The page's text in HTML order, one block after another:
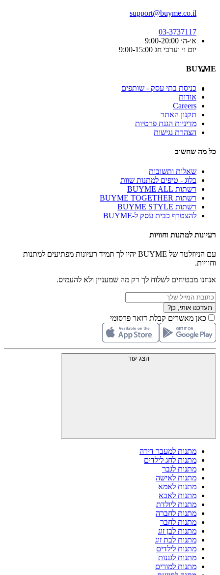
support@buyme.co.il
03-3737117
א׳-ה׳ 9:00-20:00
יום ו׳ וערבי חג 9:00-15:00
BUYME
כניסת בתי עסק - שותפים
אודות
Careers
תקנון האתר
מדיניות הגנת פרטיות
הצהרת נגישות
כל מה שחשוב
שאלות ותשובות
בלוג - טיפים למתנות שוות
רשתות BUYME ALL
רשתות BUYME TOGETHER
רשתות BUYME STYLE
להצטרף כבית עסק ל-BUYME
רעיונות למתנות וחוויות
עם הניוזלטר של BUYME יהיו לך תמיד רעיונות מפתיעים למתנות
וחוויות.
אנחנו מבטיחים לשלוח לך רק מה שמעניין ולא להעמיס.
תעדכנו אותי, כן?
כאן מאשרים קבלת דואר פרסומי
הצג עוד
מתנות למעבר דירה
מתנות לחג לילדים
מתנות לגבר
מתנות לאישה
מתנות לאמא
מתנות לאבא
מתנות ליולדת
מתנות לחברה
מתנות לחבר
מתנות לבן זוג
מתנות לבת זוג
מתנות לילדים
מתנות לגננות
מתנות למורים